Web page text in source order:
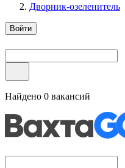
Дворник-озеленитель
Войти
Найдено 0 вакансий